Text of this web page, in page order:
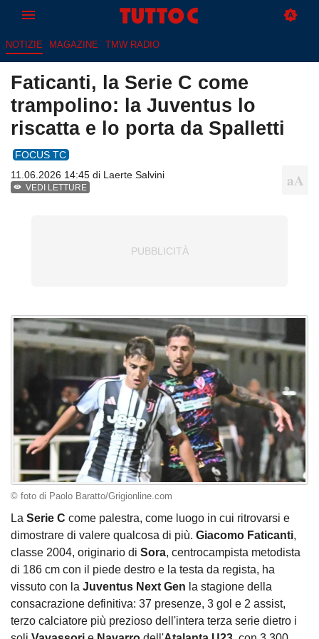
NOTIZIE MAGAZINE TMW RADIO
Faticanti, la Serie C come
trampolino: la Juventus lo
riscatta e lo porta da Spalletti
FOCUS TC
11.06.2026 14:45 di Laerte Salvini
VEDI LETTURE
© foto di Paolo Baratto/Grigionline.com
La Serie C come palestra, come luogo in cui ritrovarsi e
dimostrare di valere qualcosa di più. Giacomo Faticanti,
classe 2004, originario di Sora, centrocampista metodista
di 186 cm con il piede destro e la testa da regista, ha
vissuto con la Juventus Next Gen la stagione della
consacrazione definitiva: 37 presenze, 3 gol e 2 assist,
terzo calciatore più prezioso dell'intera terza serie dietro i